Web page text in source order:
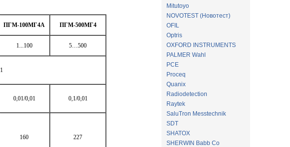
ПГМ-100МГ4А ПГМ-500МГ4
1...100 5…500
1
0,01/0,01 0,1/0,01
160 227
Mitutoyo
NOVOTEST (Новотест)
OFIL
Optris
OXFORD INSTRUMENTS
PALMER Wahl
PCE
Proceq
Quanix
Radiodetection
Raytek
SaluTron Messtechnik
SDT
SHATOX
SHERWIN Babb Co